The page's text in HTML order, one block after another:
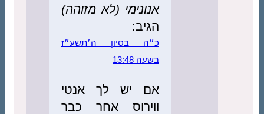
אנונימי (לא מזוהה)
הגיב:
כ״ה בסיון ה׳תשע״ז
בשעה 13:48
אם יש לך אנטי
ווירוס אחר כבר